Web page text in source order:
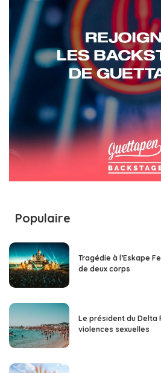
Populaire
Tragédie à l’Eskape
de deux corps
Le président du Delta
violences sexuelles